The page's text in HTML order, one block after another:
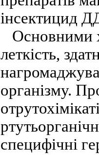
інсектицид
Основними
леткість,
організму.
специфічні